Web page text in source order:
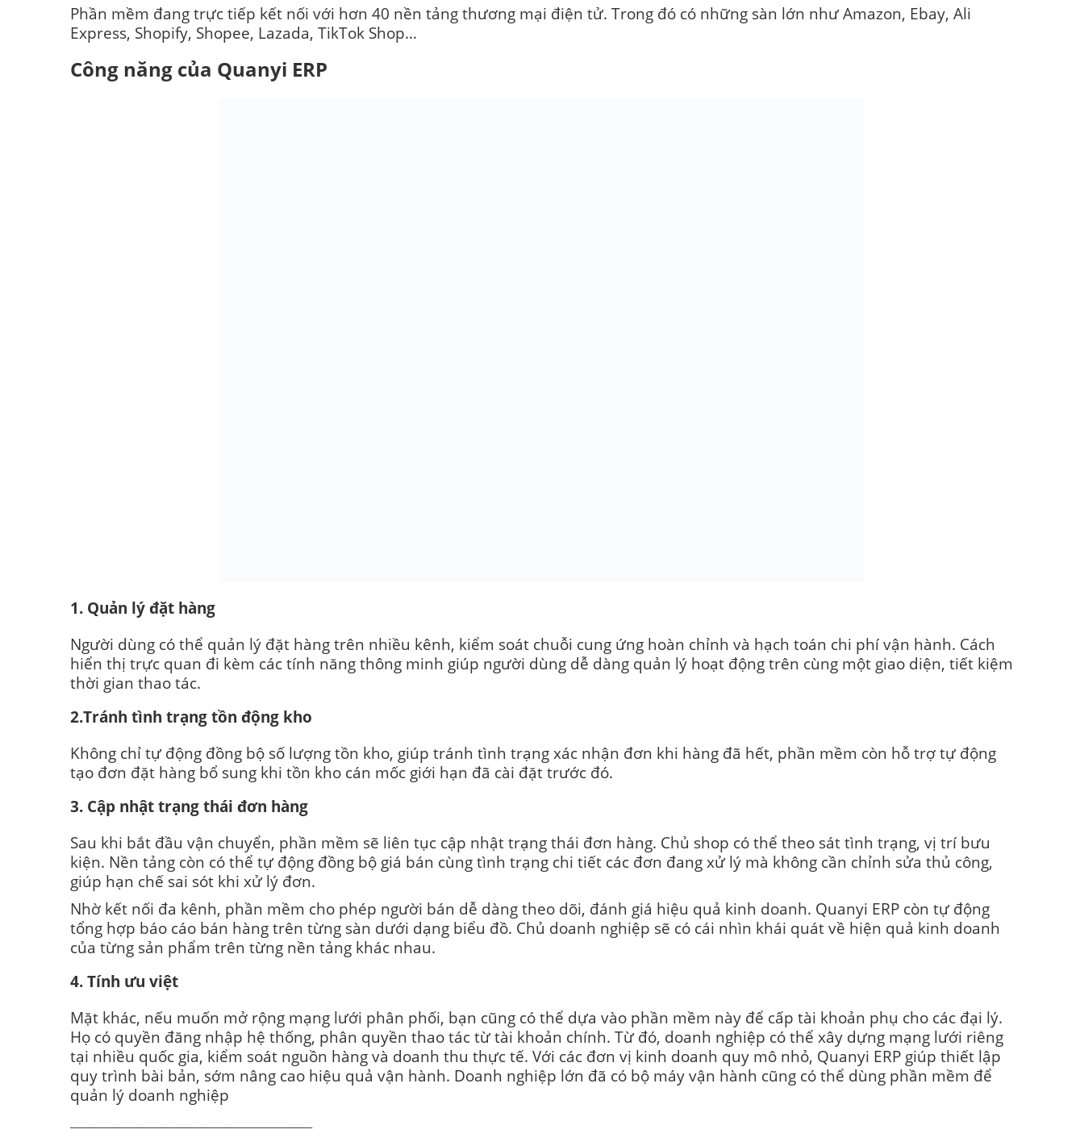
Phần mềm đang trực tiếp kết nối với hơn 40 nền tảng thương mại điện tử. Trong đó có những sàn lớn nhưAmazon, Ebay, Ali
Express, Shopify, Shopee, Lazada, TikTok Shop…
Công năng của Quanyi ERP
1. Quản lý đặt hàng
Người dùng có thể quản lý đặt hàng trên nhiều kênh, kiểm soát chuỗi cung ứng hoàn chỉnh và hạch toán chi phí vận hành. Cách
hiển thị trực quan đi kèm các tính năng thông minh giúp người dùng dễ dàng quản lý hoạt động trên cùng một giao diện, tiết kiệm
thời gian thao tác.
2.Tránh tình trạng tồn động kho
Không chỉ tự động đồng bộ số lượng tồn kho, giúp tránh tình trạng xác nhận đơn khi hàng đã hết, phần mềm còn hỗ trợ tự động
tạo đơn đặt hàng bổ sung khi tồn kho cán mốc giới hạn đã cài đặt trước đó.
3. Cập nhật trạng thái đơn hàng
Sau khi bắt đầu vận chuyển, phần mềm sẽ liên tục cập nhật trạng thái đơn hàng. Chủ shop có thể theo sát tình trạng, vị trí bưu
kiện. Nền tảng còn có thể tự động đồng bộ giá bán cùng tình trạng chi tiết các đơn đang xử lý mà không cần chỉnh sửa thủ công,
giúp hạn chế sai sót khi xử lý đơn.
Nhờ kết nối đa kênh, phần mềm cho phép người bán dễ dàng theo dõi, đánh giá hiệu quả kinh doanh. Quanyi ERP còn tự động
tổng hợp báo cáo bán hàng trên từng sàn dưới dạng biểu đồ. Chủ doanh nghiệp sẽ có cái nhìn khái quát về hiện quả kinh doanh
của từng sản phẩm trên từng nền tảng khác nhau.
4. Tính ưu việt
Mặt khác, nếu muốn mở rộng mạng lưới phân phối, bạn cũng có thể dựa vào phần mềm này để cấp tài khoản phụ cho các đại lý.
Họ có quyền đăng nhập hệ thống, phân quyền thao tác từ tài khoản chính. Từ đó, doanh nghiệp có thể xây dựng mạng lưới riêng
tại nhiều quốc gia, kiểm soát nguồn hàng và doanh thu thực tế. Với các đơn vị kinh doanh quy mô nhỏ, Quanyi ERP giúp thiết lập
quy trình bài bản, sớm nâng cao hiệu quả vận hành. Doanh nghiệp lớn đã có bộ máy vận hành cũng có thể dùng phần mềm để
quản lý doanh nghiệp